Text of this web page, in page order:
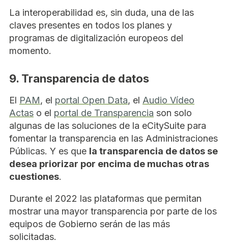
La interoperabilidad es, sin duda, una de las
claves presentes en todos los planes y
programas de digitalización europeos del
momento.
9. Transparencia de datos
El PAM, el portal Open Data, el Audio Vídeo
Actas o el portal de Transparencia son solo
algunas de las soluciones de la eCitySuite para
fomentar la transparencia en las Administraciones
Públicas. Y es que la transparencia de datos se
desea priorizar por encima de muchas otras
cuestiones.
Durante el 2022 las plataformas que permitan
mostrar una mayor transparencia por parte de los
equipos de Gobierno serán de las más
solicitadas.